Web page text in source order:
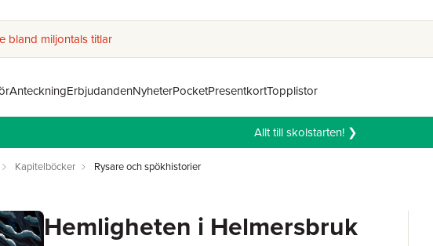
bland miljontals titlar
AnteckningErbjudandenNyheterPocketPresentkortTopplistor
Allt till skolstarten! ❯
Kapitelböcker Rysare och spökhistorier
Hemligheten i Helmersbruk